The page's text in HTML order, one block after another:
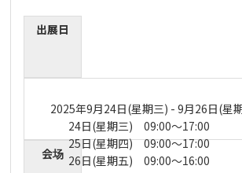
出展日
2025年9月24日(星期三) - 9月26日(星
24日(星期三) 09:00～17:00
25日(星期四) 09:00～17:00
26日(星期五) 09:00～16:00
会场